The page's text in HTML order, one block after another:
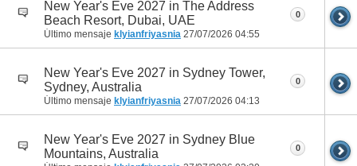
New Year's Eve 2027 in The Address
Beach Resort, Dubai, UAE
Último mensaje klyianfriyasnia 27/07/2026 04:55
0
New Year's Eve 2027 in Sydney Tower,
Sydney, Australia
Último mensaje klyianfriyasnia 27/07/2026 04:13
0
New Year's Eve 2027 in Sydney Blue
Mountains, Australia
0